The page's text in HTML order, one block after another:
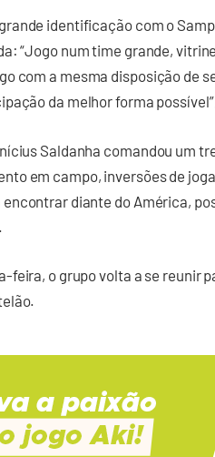
identificação com o
“Jogo num time grande,
com a mesma disposição de
da melhor forma
Saldanha comandou um
em campo, inversões de
encontrar diante do América,
feira, o grupo volta a se reunir